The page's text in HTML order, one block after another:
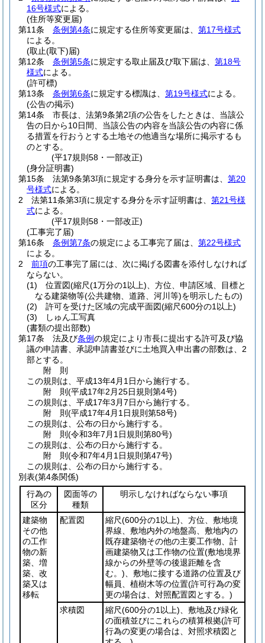
16号様式による。
(住所等変更届)
第11条
条例第4条に規定する住所等変更届は、 第17号様式
による。
(取止(取下)届)
第12条
条例第5条に規定する取止届及び取下届は、 第18号
様式による。
(許可標)
第13条
条例第6条に規定する標識は、 第19号様式による。
(公告の掲示)
第14条
市長は、法第9条第2項の公告をしたときは、当該公
告の日から10日間、当該公告の内容を当該公告の内容に係
る措置を行おうとする土地その他適当な場所に掲示するも
のとする。
(平17規則58・一部改正)
(身分証明書)
第15条
法第9条第3項に規定する身分を示す証明書は、 第20
号様式による。
2
法第11条第3項に規定する身分を示す証明書は、 第21号様
式による。
(平17規則58・一部改正)
(工事完了届)
第16条
条例第7条の規定による工事完了届は、 第22号様式
による。
2
前項の工事完了届には、次に掲げる図書を添付しなければ
ならない。
(1)
位置図(縮尺(1万分の1以上) 、方位、申請区域、目標と
なる建築物等(公共建物、道路、河川等)を明示したもの)
(2)
許可を受けた区域の完成平面図(縮尺600分の1以上)
(3)
しゅん工写真
(書類の提出部数)
第17条
法及び条例の規定により市長に提出する許可及び協
議の申請書、承認申請書並びに土地買入申出書の部数は、2
部とする。
附 則
この規則は、平成13年4月1日から施行する。
附 則(平成17年2月25日規則第4号)
この規則は、平成17年3月7日から施行する。
附 則(平成17年4月1日規則第58号)
この規則は、公布の日から施行する。
附 則(令和3年7月1日規則第80号)
この規則は、公布の日から施行する。
附 則(令和7年4月1日規則第47号)
この規則は、公布の日から施行する。
別表(第4条関係)
行為の
区分
図面等の
種類
明示しなければならない事項
建築物
その他
の工作
物の新
築、増
築、改
築又は
移転
配置図 縮尺(600分の1以上) 、方位、敷地境
界線、敷地内外の地盤高、敷地内の
既存建築物その他の主要工作物、計
画建築物又は工作物の位置(敷地境界
線からの外壁等の後退距離を含
む。) 、敷地に接する道路の位置及び
幅員、植樹木等の位置(許可行為の変
更の場合は、対照配置図とする。)
求積図
縮尺(600分の1以上) 、敷地及び緑化
の面積並びにこれらの積算根拠(許可
行為の変更の場合は、対照求積図と